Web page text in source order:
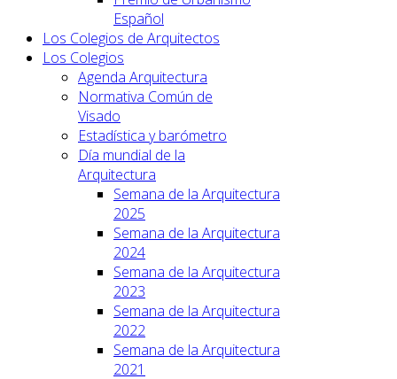
Español
Los Colegios de Arquitectos
Los Colegios
Agenda Arquitectura
Normativa Común de
Visado
Estadística y barómetro
Día mundial de la
Arquitectura
Semana de la Arquitectura
2025
Semana de la Arquitectura
2024
Semana de la Arquitectura
2023
Semana de la Arquitectura
2022
Semana de la Arquitectura
2021